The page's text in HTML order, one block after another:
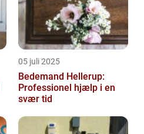
05 juli 2025
Bedemand Hellerup:
Professionel hjælp i en
svær tid